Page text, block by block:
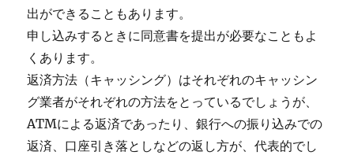
出ができることもあります。
申し込みするときに同意書を提出が必要なこともよ
くあります。
返済方法（キャッシング）はそれぞれのキャッシン
グ業者がそれぞれの方法をとっているでしょうが、
ATMによる返済であったり、銀行への振り込みでの
返済、口座引き落としなどの返し方が、代表的でし